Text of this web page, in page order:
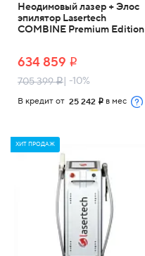
Неодимовый лазер + Элос
эпилятор Lasertech
COMBINE Premium Edition
634 859 i
705 399i | -10%
В кредит от 25 242 i в мес
ХИТ ПРОДАЖ